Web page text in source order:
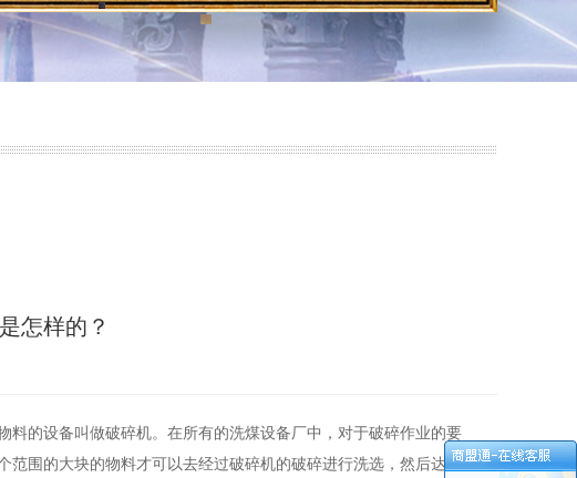
怎样的？
的设备叫做破碎机。在所有的洗煤设备厂中，对于破碎作业的要
围的大块的物料才可以去经过破碎机的破碎进行洗选，然后达到